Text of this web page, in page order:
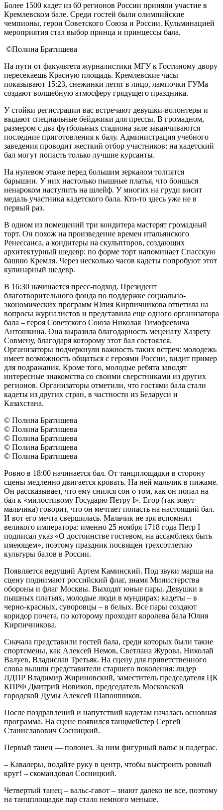
Более 1500 кадет из 60 регионов России приняли участие в
Кремлевском бале. Среди гостей были олимпийские
чемпионы, герои Советского Союза и России. Кульминацией
мероприятия стал выбор принца и принцессы бала.
©Полина Братищева
На пути от факультета журналистики МГУ к Гостиному двору
пересекаешь Красную площадь. Кремлевские часы
показывают 15:23, снежинки летят в лицо, лампочки ГУМа
создают волшебную атмосферу грядущего праздника.
У стойки регистрации вас встречают девушки-волонтеры и
выдают специальные бейджики для прессы. В громадном,
размером с два футбольных стадиона зале заканчиваются
последние приготовления к балу. Администрация учебного
заведения проводит жесткий отбор участников: на кадетский
бал могут попасть только лучшие курсанты.
На нулевом этаже перед большим зеркалом толпятся
барышни. У них настолько пышные платья, что боишься
ненароком наступить на шлейф. У многих на груди висит
медаль участника кадетского бала. Кто-то здесь уже не в
первый раз.
В одном из помещений три кондитера мастерят громадный
торт. Он похож на произведение времен итальянского
Ренессанса, а кондитеры на скульпторов, создающих
архитектурный шедевр: по форме торт напоминает Спасскую
башню Кремля. Через несколько часов кадеты попробуют этот
кулинарный шедевр.
В 16:30 начинается пресс-подход. Президент
благотворительного фонда по поддержке социально-
экономических программ Юлия Кирпичникова ответила на
вопросы журналистов и представила еще одного организатора
бала – героя Советского Союза Николая Тимофеевича
Антошкина. Она выразила благодарность меценату Хазрету
Совмену, благодаря которому этот бал состоялся.
Организаторы подчеркнули важность таких встреч: молодежь
имеет возможность общаться с героями России, видит пример
для подражания. Кроме того, молодые ребята заводят
интересные знакомства со своими сверстниками из других
регионов. Организаторы отметили, что гостями бала стали
кадеты из других стран, в частности из Беларуси и
Казахстана.
© Полина Братищева
© Полина Братищева
© Полина Братищева
© Полина Братищева
© Полина Братищева
Ровно в 18:00 начинается бал. От танцплощадки в сторону
сцены медленно двигается кровать. На ней мальчик в пижаме.
Он рассказывает, что ему снился сон о том, как он попал на
бал к «милостивому Государю Петру I». Егор (так зовут
мальчика) говорит, что он мечтает попасть на настоящий бал.
И вот его мечта свершилась. Мальчик не зря вспомнил
великого императора: именно 25 ноября 1718 года Петр I
подписал указ «О достоинстве гостевом, на ассамблеях быть
имеющем», поэтому праздник посвящен трехсотлетию
культуры балов в России.
Появляется ведущий Артем Каминский. Под звуки марша на
сцену поднимают российский флаг, знамя Министерства
обороны и флаг Москвы. Выходят юные пары. Девушки в
пышных платьях, молодые люди в мундирах: кадеты – в
черно-красных, суворовцы – в белых. Все пары создают
коридор почета, по которому проходит королева бала Юлия
Кирпичникова.
Сначала представили гостей бала, среди которых были такие
спортсмены, как Алексей Немов, Светлана Журова, Николай
Валуев, Владислав Третьяк. На сцену для приветственного
слова вышли представители старшего поколения: лидер
ЛДПР Владимир Жириновский, заместитель председателя ЦК
КПРФ Дмитрий Новиков, председатель Московской
городской Думы Алексей Шапошников.
После поздравлений и напутствий кадетам началась основная
программа. На сцене появился танцмейстер Сергей
Станиславович Сосницкий.
Первый танец — полонез. За ним фигурный вальс и падеграс.
– Кавалеры, подайте руку в центр, чтобы выстроить ровный
круг! – скомандовал Сосницкий.
Четвертый танец – вальс-гавот – знают далеко не все, поэтому
на танцплощадке пар стало немного меньше.